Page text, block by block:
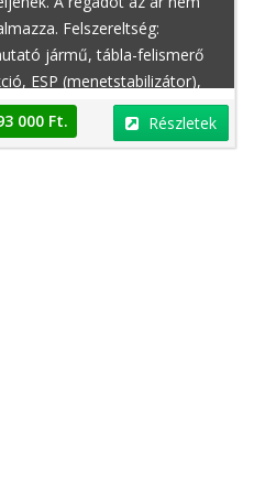
Felszereltség:
jármű, tábla-felismerő
ESP (menetstabilizátor),
kormány, hátsó fejtámlák,
asszisztens, visszagurulás-
000 Ft. Részletek